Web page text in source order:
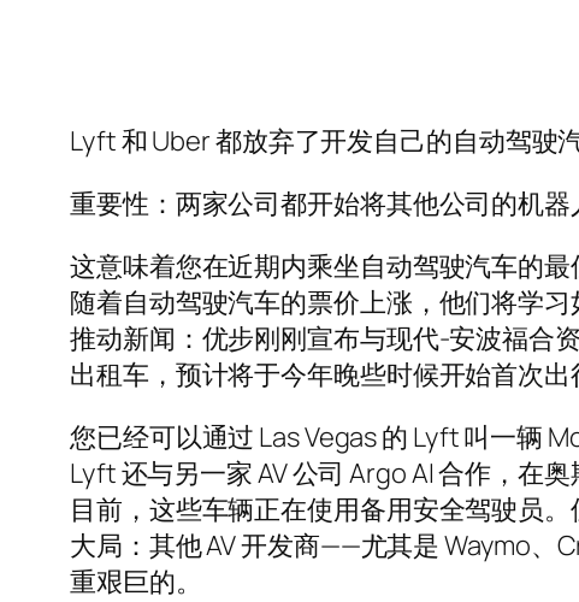
Lyft 和 Uber 都放弃了开发自己的自动驾驶
重要性：两家公司都开始将其他公司的机
这意味着您在近期内乘坐自动驾驶汽车的最
随着自动驾驶汽车的票价上涨，他们将学
推动新闻：优步刚刚宣布与现代-安波福合
出租车，预计将于今年晚些时候开始首次出
您已经可以通过 Las Vegas 的 Lyft 叫一辆
Lyft 还与另一家 AV 公司 Argo AI 合作，在
目前，这些车辆正在使用备用安全驾驶员
大局：其他 AV 开发商——尤其是 Waymo
重艰巨的。